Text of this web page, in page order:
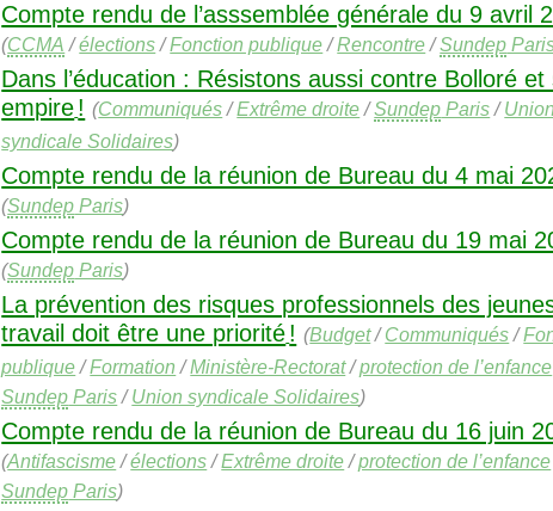
Compte rendu de l’asssemblée générale du 9 avril
(CCMA /élections/Fonction publique/Rencontre/Sundep
Dans l’éducation : Résistons aussi contre Bolloré et
empire! (Communiqués/Extrême droite/Sundep Paris/Union
syndicale Solidaires)
Compte rendu de la réunion de Bureau du 4 mai
(Sundep Paris)
Compte rendu de la réunion de Bureau du 19 mai
(Sundep Paris)
La prévention des risques professionnels des
travail doit être une priorité! (Budget/Communiqués/
publique/Formation /Ministère-Rectorat/protection de l’enfance
Sundep Paris/Union syndicale Solidaires)
Compte rendu de la réunion de Bureau du 16 juin
(Antifascisme/élections/Extrême droite/protection de l’enfance
Sundep Paris)